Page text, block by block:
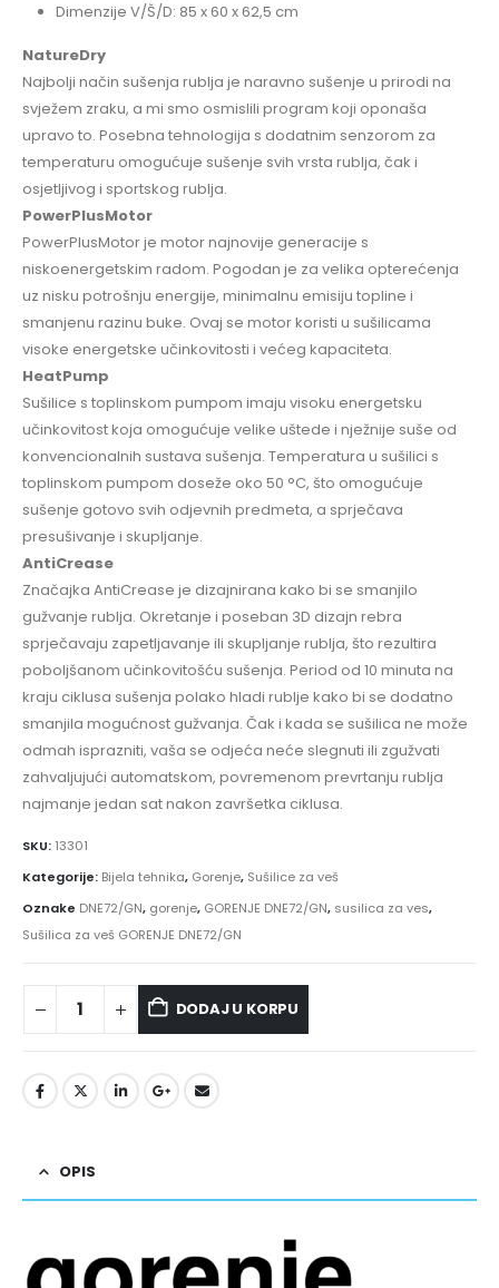
Dimenzije V/Š/D: 85 x 60 x 62,5 cm
NatureDry
Najbolji način sušenja rublja je naravno sušenje u prirodi na
svježem zraku, a mi smo osmislili program koji oponaša
upravo to. Posebna tehnologija s dodatnim senzorom za
temperaturu omogućuje sušenje svih vrsta rublja, čak i
osjetljivog i sportskog rublja.
PowerPlusMotor
PowerPlusMotor je motor najnovije generacije s
niskoenergetskim radom. Pogodan je za velika opterećenja
uz nisku potrošnju energije, minimalnu emisiju topline i
smanjenu razinu buke. Ovaj se motor koristi u sušilicama
visoke energetske učinkovitosti i većeg kapaciteta.
HeatPump
Sušilice s toplinskom pumpom imaju visoku energetsku
učinkovitost koja omogućuje velike uštede i nježnije suše od
konvencionalnih sustava sušenja. Temperatura u sušilici s
toplinskom pumpom doseže oko 50 °C, što omogućuje
sušenje gotovo svih odjevnih predmeta, a sprječava
presušivanje i skupljanje.
AntiCrease
Značajka AntiCrease je dizajnirana kako bi se smanjilo
gužvanje rublja. Okretanje i poseban 3D dizajn rebra
sprječavaju zapetljavanje ili skupljanje rublja, što rezultira
poboljšanom učinkovitošću sušenja. Period od 10 minuta na
kraju ciklusa sušenja polako hladi rublje kako bi se dodatno
smanjila mogućnost gužvanja. Čak i kada se sušilica ne može
odmah isprazniti, vaša se odjeća neće slegnuti ili zgužvati
zahvaljujući automatskom, povremenom prevrtanju rublja
najmanje jedan sat nakon završetka ciklusa.
SKU: 13301
Kategorije: Bijela tehnika, Gorenje, Sušilice za veš
Oznake DNE72/GN, gorenje, GORENJE DNE72/GN, susilica za ves,
Sušilica za veš GORENJE DNE72/GN
DODAJ U KORPU
OPIS